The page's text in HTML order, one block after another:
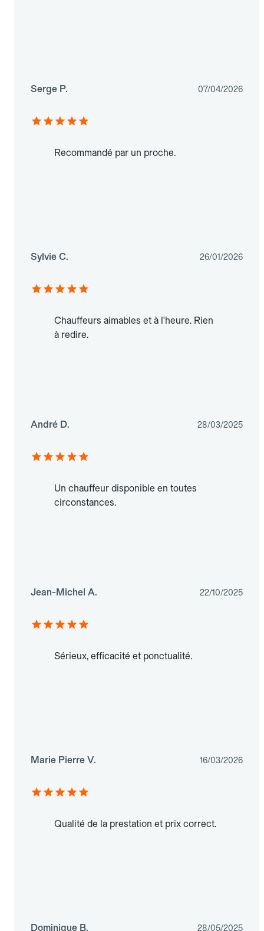
Serge P. 07/04/2026
Recommandé par un proche.
Sylvie C. 26/01/2026
Chauffeurs aimables et à l'heure. Rien
à redire.
André D. 28/03/2025
Un chauffeur disponible en toutes
circonstances.
Jean-Michel A. 22/10/2025
Sérieux, efficacité et ponctualité.
Marie Pierre V. 16/03/2026
Qualité de la prestation et prix correct.
Dominique B. 28/05/2025